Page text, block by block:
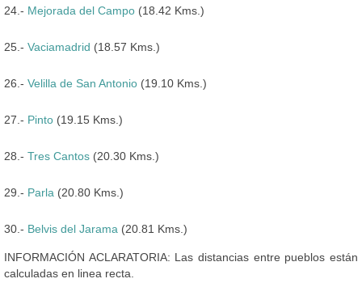
24.- Mejorada del Campo (18.42 Kms.)
25.- Vaciamadrid (18.57 Kms.)
26.- Velilla de San Antonio (19.10 Kms.)
27.- Pinto (19.15 Kms.)
28.- Tres Cantos (20.30 Kms.)
29.- Parla (20.80 Kms.)
30.- Belvis del Jarama (20.81 Kms.)
INFORMACIÓN ACLARATORIA: Las distancias entre pueblos están
calculadas en linea recta.